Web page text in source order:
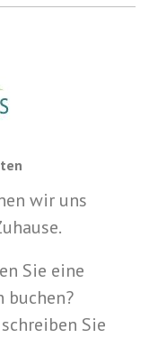
wir uns
Sie eine
buchen?
Sie